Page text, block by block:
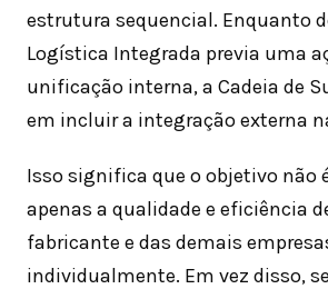
estrutura sequencial. Enquanto
Logística Integrada previa uma
unificação interna, a Cadeia de
em incluir a integração externa
Isso significa que o objetivo não
apenas a qualidade e eficiência
fabricante e das demais
individualmente. Em vez disso,